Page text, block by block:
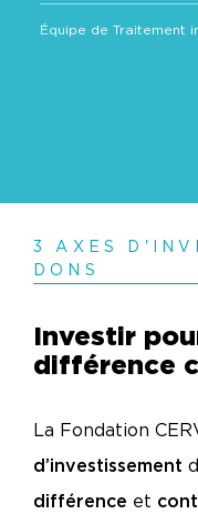
Équipe de Traitement
3 AXES
DON S
Investir
différence
La Fondation
d’investissement
différence et